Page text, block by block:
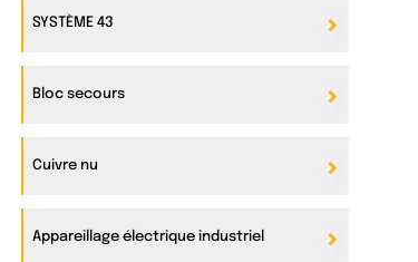
SYSTÈME 43
Bloc secours
Cuivre nu
Appareillage électrique industriel